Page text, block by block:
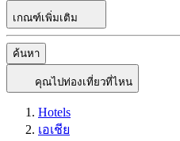
เกณฑ์เพิ่มเติม
ค้นหา
คุณไปท่องเที่ยวที่ไหน
Hotels
เอเชีย